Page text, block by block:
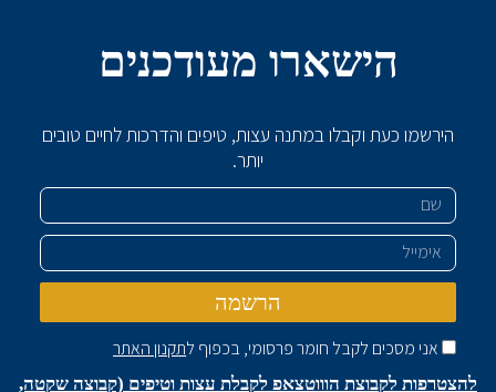
הישארו מעודכנים
הירשמו כעת וקבלו במתנה עצות, טיפים והדרכות לחיים טובים
יותר.
שם
אימייל
אני מסכים לקבל חומר פרסומי, בכפוף לתקנון האתר
הרשמה
להצטרפות לקבוצת הוווטצאפ לקבלת עצות וטיפים (קבוצה שקטה,